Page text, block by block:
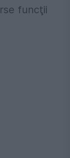
funcţii